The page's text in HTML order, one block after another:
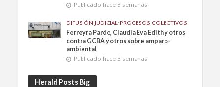
Publicado hace 3 semanas
DIFUSIÓN JUDICIAL•PROCESOS COLECTIVOS
Ferreyra Pardo, Claudia Eva Edith y otros
contra GCBA y otros sobre amparo-
ambiental
Publicado hace 3 semanas
Herald Posts Big